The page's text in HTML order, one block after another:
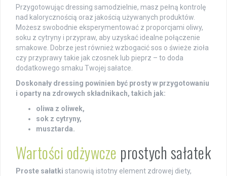
Przygotowując dressing samodzielnie, masz pełną kontrolę
nad kalorycznością oraz jakością używanych produktów.
Możesz swobodnie eksperymentować z proporcjami oliwy,
soku z cytryny i przypraw, aby uzyskać idealne połączenie
smakowe. Dobrze jest również wzbogacić sos o świeże zioła
czy przyprawy takie jak czosnek lub pieprz – to doda
dodatkowego smaku Twojej sałatce.
Doskonały dressing powinien być prosty w przygotowaniu
i oparty na zdrowych składnikach, takich jak:
oliwa z oliwek,
sok z cytryny,
musztarda.
Wartości odżywcze prostych sałatek
Proste sałatki stanowią istotny element zdrowej diety,